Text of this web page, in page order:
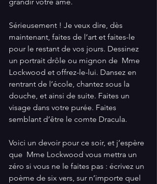
Sérieusement ! Je veux dire, dès
maintenant, faites de l’art et faites-le
pour le restant de vos jours. Dessinez
un portrait drôle ou mignon de  Mme
Lockwood et offrez-le-lui. Dansez en
rentrant de l’école, chantez sous la
douche, et ainsi de suite. Faites un
visage dans votre purée. Faites
semblant d’être le comte Dracula.
Voici un devoir pour ce soir, et j’espère
que  Mme Lockwood vous mettra un
zéro si vous ne le faites pas : écrivez un
poème de six vers, sur n’importe quel